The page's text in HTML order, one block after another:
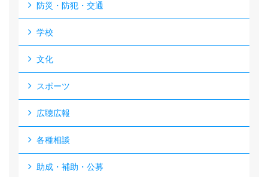
防災・防犯・交通
学校
文化
スポーツ
広聴広報
各種相談
助成・補助・公募